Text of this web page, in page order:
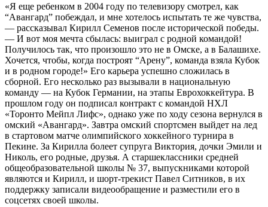
«Я еще ребенком в 2004 году по телевизору смотрел, как
“Авангард” побеждал, и мне хотелось испытать те же чувства,
— рассказывал Кирилл Семенов после исторической победы.
— И вот моя мечта сбылась: выиграл с родной командой!
Получилось так, что произошло это не в Омске, а в Балашихе.
Хочется, чтобы, когда построят “Арену”, команда взяла Кубок
и в родном городе!» Его карьера успешно сложилась в
сборной. Его несколько раз вызывали в национальную
команду — на Кубок Германии, на этапы Еврохоккейтура. В
прошлом году он подписал контракт с командой НХЛ
«Торонто Мейпл Лифс», однако уже по ходу сезона вернулся в
омский «Авангард». Завтра омский спортсмен выйдет на лед
в стартовом матче олимпийского хоккейного турнира в
Пекине. За Кирилла болеет супруга Виктория, дочки Эмили и
Николь, его родные, друзья. А старшеклассники средней
общеобразовательной школы № 37, выпускниками которой
являются и Кирилл, и шорт-трекист Павел Ситников, в их
поддержку записали видеообращение и разместили его в
соцсетях своей школы.